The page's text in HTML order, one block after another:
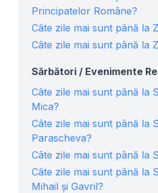
Principatelor Române?
Câte zile mai sunt până la
Câte zile mai sunt până la
Sărbători / Evenimente
Câte zile mai sunt până la
Mica?
Câte zile mai sunt până la
Parascheva?
Câte zile mai sunt până la
Câte zile mai sunt până la
Mihail și Gavril?